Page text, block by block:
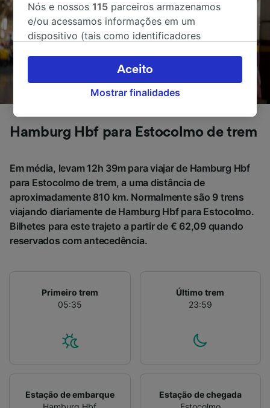
Hamburg Hbf para Estocolmo de trem
Em média, levam 12h 39m para viajar de Hamburg Hbf
para Estocolmo de trem, a uma distância de
aproximadamente 810 km. Normalmente são 9 trens
viajando diariamente de Hamburg Hbf para Estocolmo.
Bilhetes para este trajeto a partir de € 62,09 quando
reservados com antecedência.
Primeiro trem
05:35
Último trem
23:59
Estação de embarque
Estação de chegada
Nós e nossos115 parceiros armazenamos
e/ou acessamos informações em um
dispositivo (tais como identificadores
pessoais. Você pode aceitar ou gerenciar as
suas escolhas (incluindo o seu direito se opor
à aplicação do interesse legítimo) clicando
sinalizadas aos nossos parceiros e não
não serão utilizados para fins de rastreamento
se você tiver pedido para não ser rastreado.
Nós e nossos parceiros processamos os
dados para fornecer:
Usar dados exatos de geolocalização.
Verificar ativamente as características do
acessar informações em um dispositivo.
medição de publicidade e conteúdo, pesquisa
de público e desenvolvimento de serviços..
Mostrar finalidades
Aceito